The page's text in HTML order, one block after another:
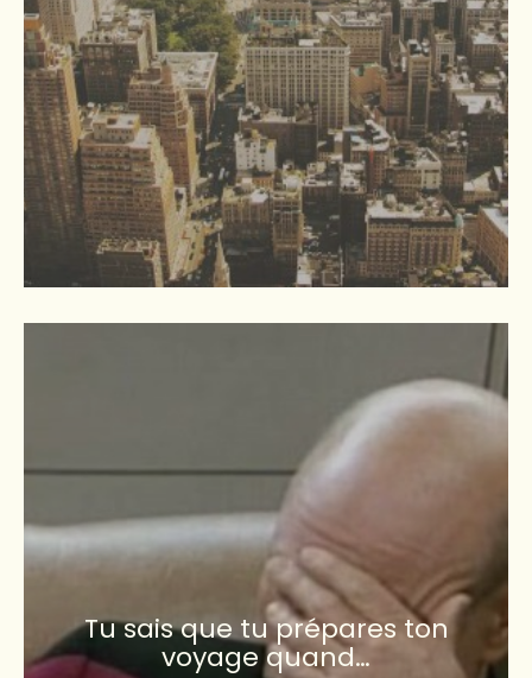
Tu sais que tu prépares ton
voyage quand…